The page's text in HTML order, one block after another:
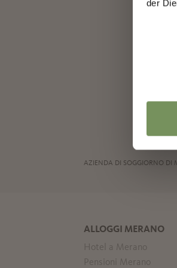
der
AZIENDA DI SOGGIORNO DI
ALLOGGI MERANO
Hotel a Merano
Pensioni Merano